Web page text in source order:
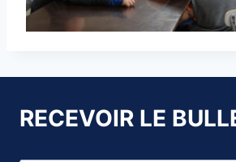
RECEVOIR LE